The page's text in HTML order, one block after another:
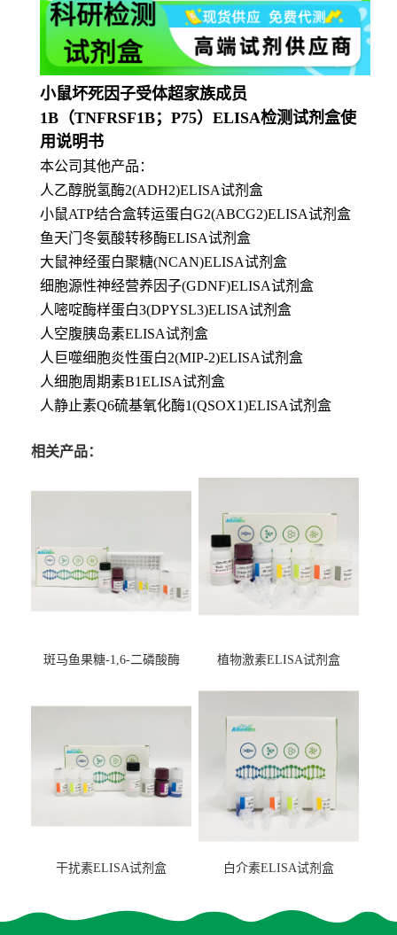
小鼠坏死因子受体超家族成员
1B（TNFRSF1B；P75）ELISA检测试剂盒使
用说明书
本公司其他产品：
人乙醇脱氢酶2(ADH2)ELISA试剂盒
小鼠ATP结合盒转运蛋白G2(ABCG2)ELISA试剂盒
鱼天门冬氨酸转移酶ELISA试剂盒
大鼠神经蛋白聚糖(NCAN)ELISA试剂盒
细胞源性神经营养因子(GDNF)ELISA试剂盒
人嘧啶酶样蛋白3(DPYSL3)ELISA试剂盒
人空腹胰岛素ELISA试剂盒
人巨噬细胞炎性蛋白2(MIP-2)ELISA试剂盒
人细胞周期素B1ELISA试剂盒
人静止素Q6硫基氧化酶1(QSOX1)ELISA试剂盒
相关产品：
斑马鱼果糖-1,6-二磷酸酶
盒
植物激素ELISA试剂盒
干扰素ELISA试剂盒 白介素ELISA试剂盒